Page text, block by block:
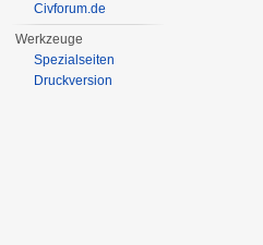
Civforum.de
Werkzeuge
Spezialseiten
Druckversion